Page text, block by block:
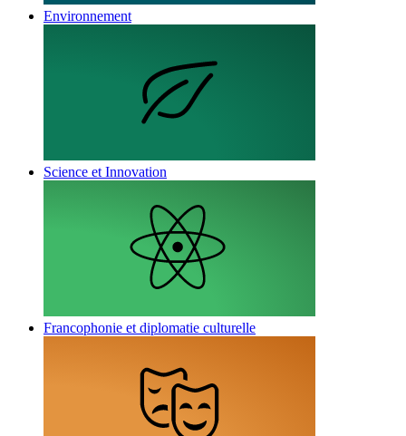
Environnement
Science et Innovation
Francophonie et diplomatie culturelle